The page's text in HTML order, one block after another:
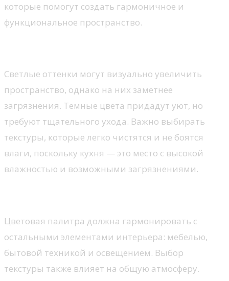
которые помогут создать гармоничное и
функциональное пространство.
Светлые оттенки могут визуально увеличить
пространство, однако на них заметнее
загрязнения. Темные цвета придадут уют, но
требуют тщательного ухода. Важно выбирать
текстуры, которые легко чистятся и не боятся
влаги, поскольку кухня — это место с высокой
влажностью и возможными загрязнениями.
Цветовая палитра должна гармонировать с
остальными элементами интерьера: мебелью,
бытовой техникой и освещением. Выбор
текстуры также влияет на общую атмосферу.